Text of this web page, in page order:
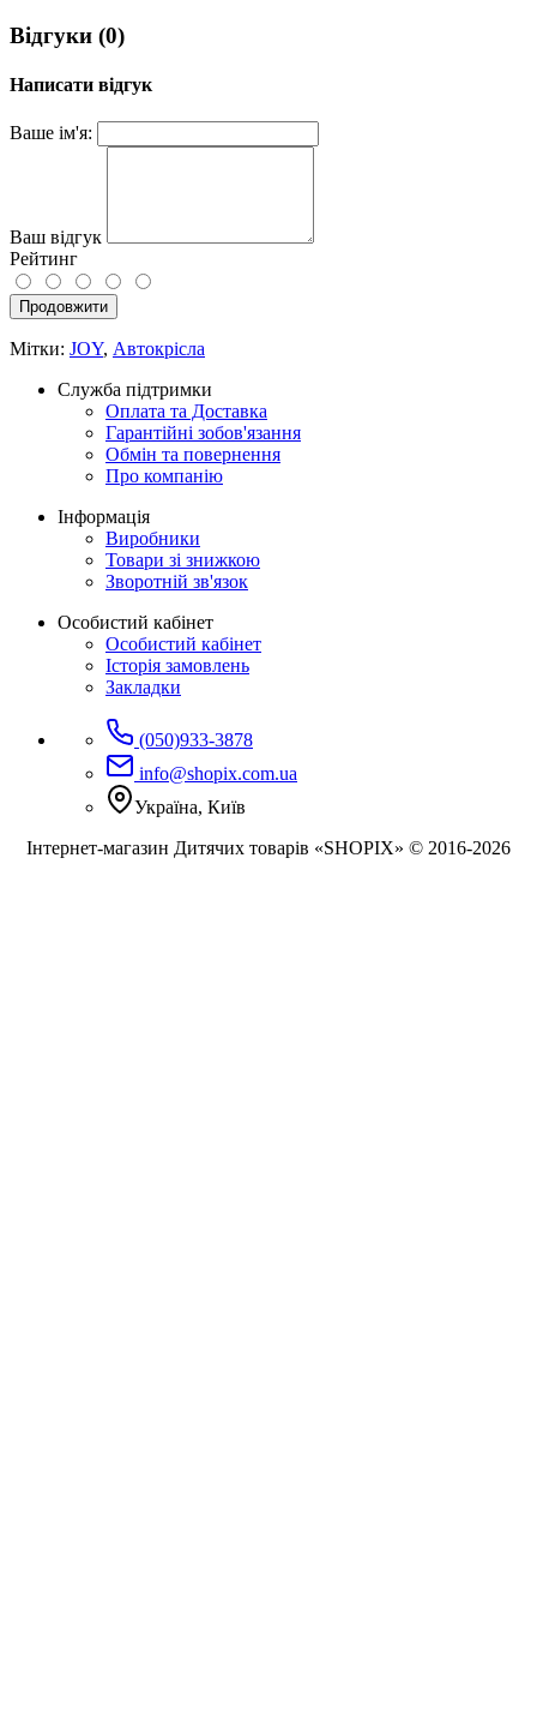
Відгуки (0)
Написати відгук
Ваше ім'я:
Ваш відгук
Рейтинг
Продовжити
Мітки: JOY, Автокрісла
Служба підтримки
Оплата та Доставка
Гарантійні зобов'язання
Обмін та повернення
Про компанію
Інформація
Виробники
Товари зі знижкою
Зворотній зв'язок
Особистий кабінет
Особистий кабінет
Історія замовлень
Закладки
(050)933-3878
info@shopix.com.ua
Україна, Київ
Інтернет-магазин Дитячих товарів «SHOPIX» © 2016-2026